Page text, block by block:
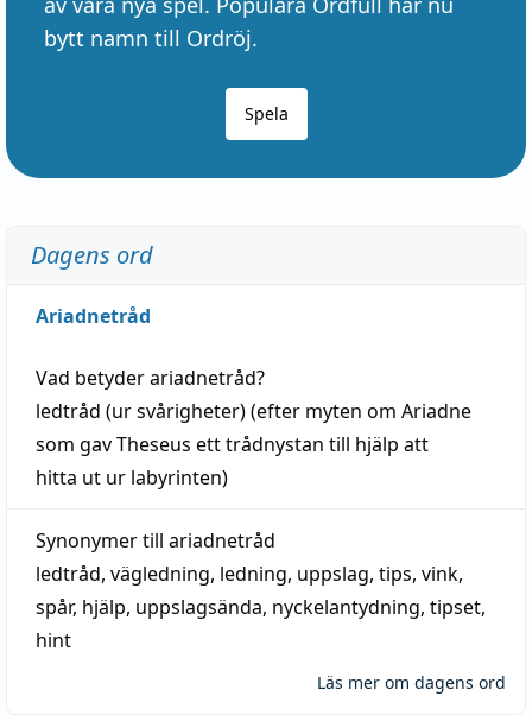
bytt namn till Ordröj.
Spela
Dagens ord
Ariadnetråd
Vad betyderariadnetråd?
ledtråd (ur svårigheter) (efter myten om Ariadne
som gav Theseus ett trådnystan till hjälp att
hitta ut ur labyrinten)
Synonymer till ariadnetråd
ledtråd, vägledning, ledning, uppslag, tips, vink,
spår, hjälp, uppslagsända, nyckelantydning, tipset,
hint
Läs mer om dagens ord